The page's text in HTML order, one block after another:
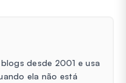
desde 2001 e usa
ela não está